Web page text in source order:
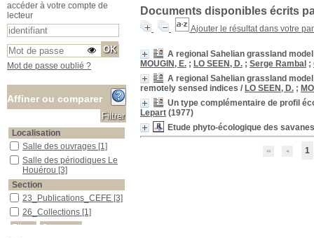
Documents disponibles écrits
Ajouter le résultat dans votre
A regional Sahelian grassland
MOUGIN, E. ; LO SEEN, D. ; Serge Rambal ;
A regional Sahelian grassland
remotely sensed indices / LO SEEN, D. ;
Un type complémentaire de profil
Lepart (1977)
Etude phyto-écologique des
1
accéder à votre compte de
lecteur
Mot de passe oublié ?
Affiner ou comparer
Localisation
Salle des ouvrages
Salle des ouvrages [1]
Salle des périodiques Le Houérou
Salle des périodiques Le
Houérou [3]
Section
23_Publications_CEFE
23_Publications_CEFE [3]
26_Collections
26_Collections [1]